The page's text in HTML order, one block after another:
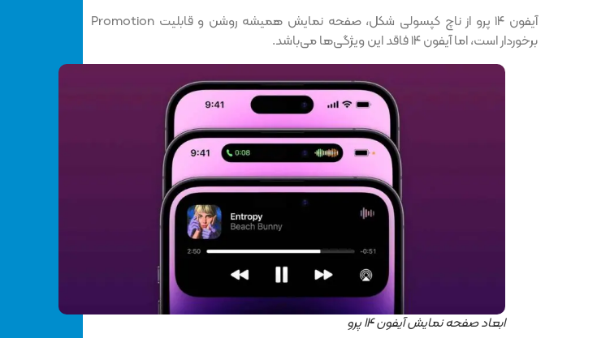
آیفون ۱۴ پرو از ناچ کپسولی شکل، صفحه نمایش همیشه روشن و قابلیت Promotion
برخوردار است، اما آیفون ۱۴ فاقد این ویژگی‌ها می‌باشد.
ابعاد صفحه نمایش آیفون ۱۴ پرو